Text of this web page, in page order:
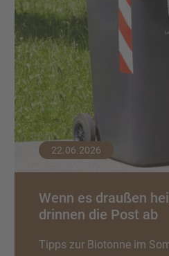
22.06.2026
Wenn es draußen
drinnen die Post ab
Tipps zur Biotonne im